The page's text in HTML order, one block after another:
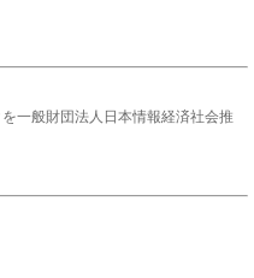
一般財団法人日本情報経済社会推